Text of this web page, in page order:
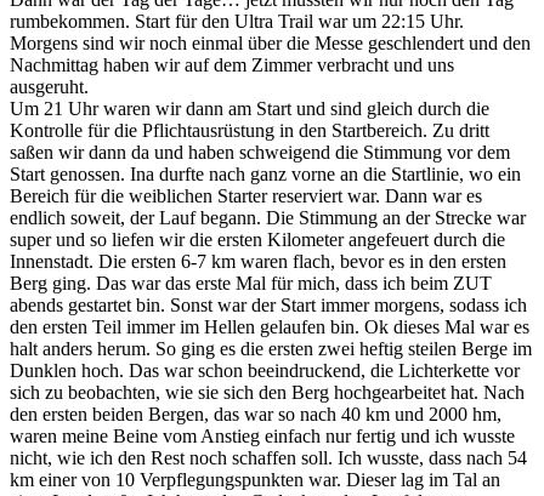
rumbekommen. Start für den Ultra Trail war um 22:15 Uhr.
Morgens sind wir noch einmal über die Messe geschlendert und den
Nachmittag haben wir auf dem Zimmer verbracht und uns
ausgeruht.
Um 21 Uhr waren wir dann am Start und sind gleich durch die
Kontrolle für die Pflichtausrüstung in den Startbereich. Zu dritt
saßen wir dann da und haben schweigend die Stimmung vor dem
Start genossen. Ina durfte nach ganz vorne an die Startlinie, wo ein
Bereich für die weiblichen Starter reserviert war. Dann war es
endlich soweit, der Lauf begann. Die Stimmung an der Strecke war
super und so liefen wir die ersten Kilometer angefeuert durch die
Innenstadt. Die ersten 6-7 km waren flach, bevor es in den ersten
Berg ging. Das war das erste Mal für mich, dass ich beim ZUT
abends gestartet bin. Sonst war der Start immer morgens, sodass ich
den ersten Teil immer im Hellen gelaufen bin. Ok dieses Mal war es
halt anders herum. So ging es die ersten zwei heftig steilen Berge im
Dunklen hoch. Das war schon beeindruckend, die Lichterkette vor
sich zu beobachten, wie sie sich den Berg hochgearbeitet hat. Nach
den ersten beiden Bergen, das war so nach 40 km und 2000 hm,
waren meine Beine vom Anstieg einfach nur fertig und ich wusste
nicht, wie ich den Rest noch schaffen soll. Ich wusste, dass nach 54
km einer von 10 Verpflegungspunkten war. Dieser lag im Tal an